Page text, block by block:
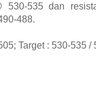
530-535 dan
488.
Target : 530-535